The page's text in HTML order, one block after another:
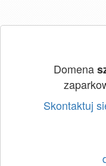
Domena
Skontaktuj